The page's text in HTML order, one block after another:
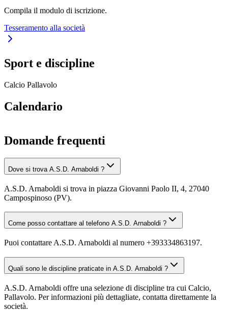
Compila il modulo di iscrizione.
Tesseramento alla società
Sport e discipline
Calcio Pallavolo
Calendario
Domande frequenti
Dove si trova A.S.D. Arnaboldi ?
A.S.D. Arnaboldi si trova in piazza Giovanni Paolo II, 4, 27040
Campospinoso (PV).
Come posso contattare al telefono A.S.D. Arnaboldi ?
Puoi contattare A.S.D. Arnaboldi al numero +393334863197.
Quali sono le discipline praticate in A.S.D. Arnaboldi ?
A.S.D. Arnaboldi offre una selezione di discipline tra cui Calcio,
Pallavolo. Per informazioni più dettagliate, contatta direttamente la
società.